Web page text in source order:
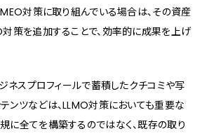
対策に取り組んでいる場合は、その資産
策を追加することで、効率的に成果を上げ
ネスプロフィールで蓄積したクチコミや写
ンツなどは、LLMO対策においても重要な
に全てを構築するのではなく、既存の取り